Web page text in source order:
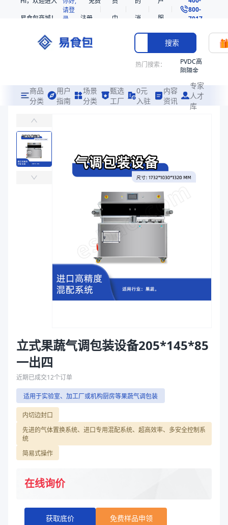
易食包商城！
请登
录
注册
中
消
息
服
务
800-
7017
搜索
热门搜索：
PVDC高
阻隔金
共挤热
收缩袋
烤箱袋
商品
分类
用户
指南
场景
分类
甄选
工厂
0元
入驻
内容
资讯
专家
人才
库
适用于实验室、加工厂或机构厨房等果蔬气调包装
易食包（EPAK）专注于立式果蔬气调包装设备205*145*85一出四包装
产品卖点： 内切边封口、先进的气体置换系统、进口专用混配系统、超
应用场景：适用于实验室、加工厂或机构厨房等果蔬气调包装
果蔬气调保鲜包装设备
德国威特（WITT）混配器、美国Dansensor混配器
美国Dansensor混配器、德国威特（WITT）混配器
立式果蔬气调包装设备205*145*85
一出四
近期已成交12个订单
适用于实验室、加工厂或机构厨房等果蔬气调包装
内切边封口
先进的气体置换系统、进口专用混配系统、超高效率、多安全控制系
统
简易式操作
在线询价
获取底价 免费样品申领